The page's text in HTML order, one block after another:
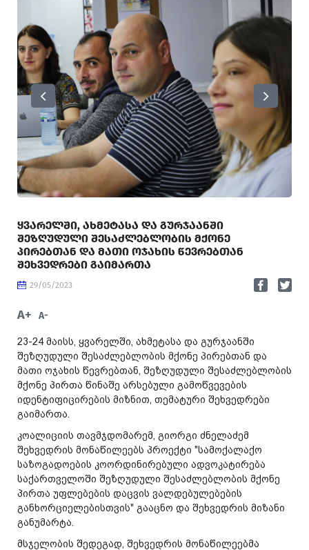
ᲧᲕᲐᲠᲔᲚᲨᲘ, ᲐᲮᲛᲔᲢᲐᲡᲐ ᲓᲐ ᲒᲣᲠᲯᲐᲐᲜᲨᲘ
ᲨᲔᲖᲦᲣᲓᲣᲚᲘ ᲨᲔᲡᲐᲫᲚᲔᲑᲚᲝᲑᲘᲡ ᲛᲥᲝᲜᲔ
ᲞᲘᲠᲔᲑᲗᲐᲜ ᲓᲐ ᲛᲐᲗᲘ ᲝᲯᲐᲮᲘᲡ ᲬᲔᲕᲠᲔᲑᲗᲐᲜ
ᲨᲔᲮᲕᲔᲓᲠᲔᲑᲘ ᲒᲐᲘᲛᲐᲠᲗᲐ
29/05/2023
A+ A-
23-24 მაისს, ყვარელში, ახმეტასა და გურჯაანში
შეზღუდული შესაძლებლობის მქონე პირებთან და
მათი ოჯახის წევრებთან, შეზღუდული შესაძლებლობის
მქონე პირთა წინაშე არსებული გამოწვევების
იდენტიფიცირების მიზნით, თემატური შეხვედრები
გაიმართა.
კოალიციის თავმჯდომარემ, გიორგი ძნელაძემ
შეხვედრის მონაწილეებს პროექტი "სამოქალაქო
საზოგადოების კოორდინირებული ადვოკატირება
საქართველოში შეზღუდული შესაძლებლობის მქონე
პირთა უფლებების დაცვის ვალდებულებების
განხორციელებისთვის" გააცნო და შეხვედრის მიზანი
განუმარტა.
მსჯელობის შედეგად, შეხვედრის მონაწილეებმა